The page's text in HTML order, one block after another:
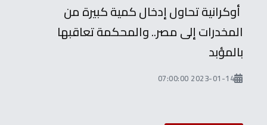
أوكرانية تحاول إدخال كمية كبيرة من
المخدرات إلى مصر.. والمحكمة تعاقبها
بالمؤبد
2023-01-14 07:00:00